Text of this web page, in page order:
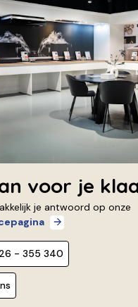
voor je
je antwoord op onze
- 355 340